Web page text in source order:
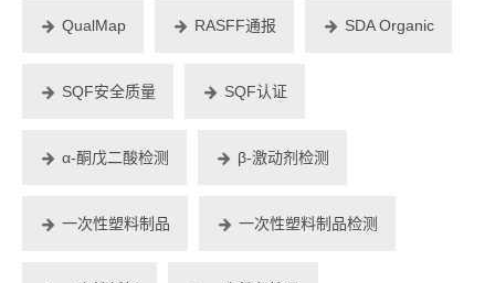
QualMap RASFF通报 SDA Organic
SQF安全质量 SQF认证
α-酮戊二酸检测 β-激动剂检测
一次性塑料制品 一次性塑料制品检测